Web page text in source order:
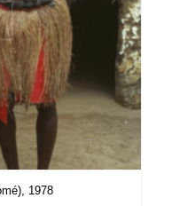
1978